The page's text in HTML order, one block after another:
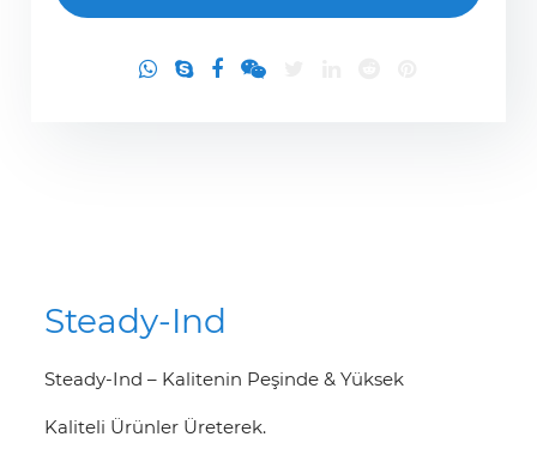
Steady-Ind
Steady-Ind – Kalitenin Peşinde & Yüksek
Kaliteli Ürünler Üreterek.